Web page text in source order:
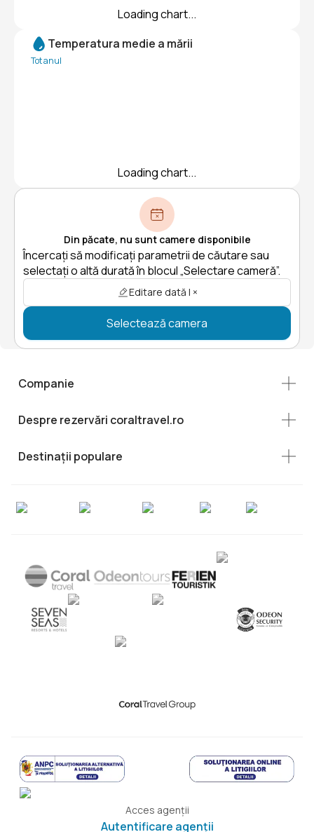
Loading chart...
Temperatura medie a mării
Tot anul
Loading chart...
Din păcate, nu sunt camere disponibile
Încercați să modificați parametrii de căutare sau
selectați o altă durată în blocul „Selectare cameră”.
Editare dată | ×
Selectează camera
Companie
Despre rezervări coraltravel.ro
Destinații populare
Acces agenții
Autentificare agenții